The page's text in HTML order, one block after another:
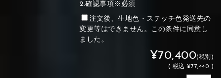
2.確認事項※必須
注文後、生地色・ステッチ色発送先の
変更等はできません。この条件に同意し
ました。
¥70,400(税別)
( 税込 ¥77,440 )